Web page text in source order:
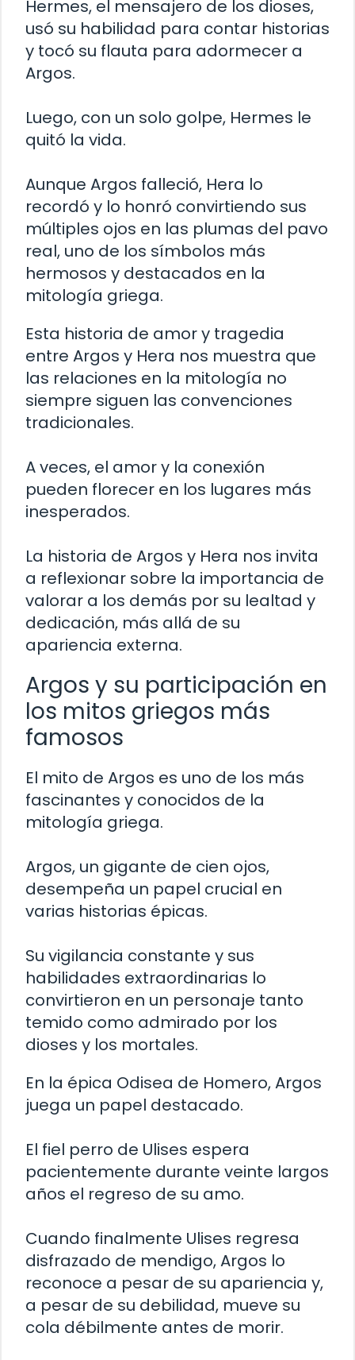
Hermes, el mensajero de los dioses,
usó su habilidad para contar historias
y tocó su flauta para adormecer a
Argos.
Luego, con un solo golpe, Hermes le
quitó la vida.
Aunque Argos falleció, Hera lo
recordó y lo honró convirtiendo sus
múltiples ojos en las plumas del pavo
real, uno de los símbolos más
hermosos y destacados en la
mitología griega.
Esta historia de amor y tragedia
entre Argos y Hera nos muestra que
las relaciones en la mitología no
siempre siguen las convenciones
tradicionales.
A veces, el amor y la conexión
pueden florecer en los lugares más
inesperados.
La historia de Argos y Hera nos invita
a reflexionar sobre la importancia de
valorar a los demás por su lealtad y
dedicación, más allá de su
apariencia externa.
Argos y su participación en
los mitos griegos más
famosos
El mito de Argos es uno de los más
fascinantes y conocidos de la
mitología griega.
Argos, un gigante de cien ojos,
desempeña un papel crucial en
varias historias épicas.
Su vigilancia constante y sus
habilidades extraordinarias lo
convirtieron en un personaje tanto
temido como admirado por los
dioses y los mortales.
En la épica Odisea de Homero, Argos
juega un papel destacado.
El fiel perro de Ulises espera
pacientemente durante veinte largos
años el regreso de su amo.
Cuando finalmente Ulises regresa
disfrazado de mendigo, Argos lo
reconoce a pesar de su apariencia y,
a pesar de su debilidad, mueve su
cola débilmente antes de morir.